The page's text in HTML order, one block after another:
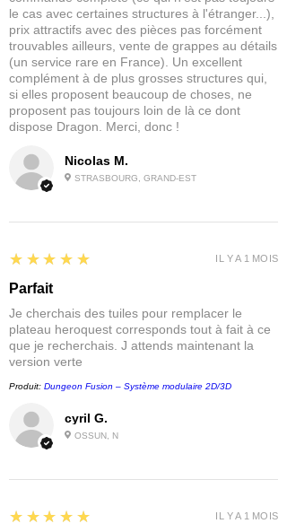
Nicolas M.
STRASBOURG, GRAND-EST
le cas avec certaines structures à l'étranger...),
prix attractifs avec des pièces pas forcément
trouvables ailleurs, vente de grappes au détails
(un service rare en France). Un excellent
complément à de plus grosses structures qui,
si elles proposent beaucoup de choses, ne
proposent pas toujours loin de là ce dont
dispose Dragon. Merci, donc !
cyril G.
OSSUN, N
5
★★★★★
Parfait
Je cherchais des tuiles pour remplacer le
plateau heroquest corresponds tout à fait à ce
que je recherchais. J attends maintenant la
version verte
Produit: Dungeon Fusion – Système modulaire 2D/3D
IL Y A 1 MOIS
5
★★★★★ IL Y A 1 MOIS